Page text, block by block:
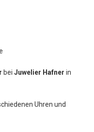
bei Juwelier Hafner in
Uhren und